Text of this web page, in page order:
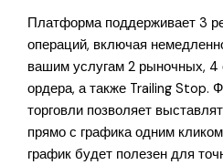
Платформа поддерживает 3
операций, включая
вашим услугам 2 рыночных,
ордера, а также Trailing Stop.
торговли позволяет
прямо с графика одним
график будет полезен для